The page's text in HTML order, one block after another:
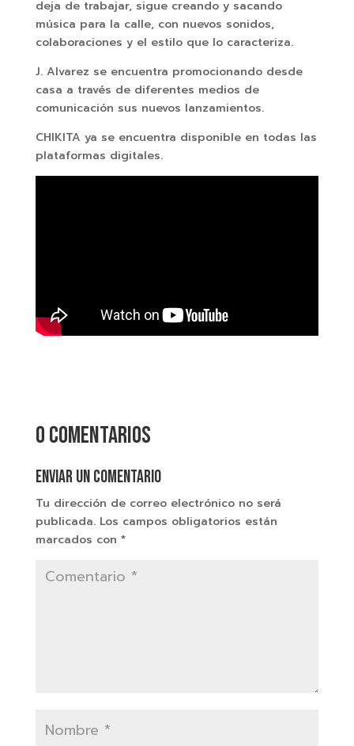
deja de trabajar, sigue creando y sacando
música para la calle, con nuevos sonidos,
colaboraciones y el estilo que lo caracteriza.
J. Alvarez se encuentra promocionando desde
casa a través de diferentes medios de
comunicación sus nuevos lanzamientos.
CHIKITA ya se encuentra disponible en todas las
plataformas digitales.
0 comentarios
Enviar un comentario
Tu dirección de correo electrónico no será
publicada. Los campos obligatorios están
marcados con *